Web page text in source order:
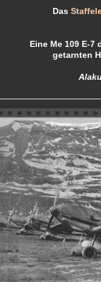
Das
Eine Me 109 E-7
getarnten